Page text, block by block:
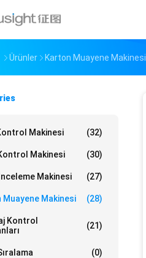
Ürünler Karton Muayene Makinesi
Makinesi (32)
Makinesi (30)
Makinesi (27)
Muayene Makinesi (28)
Kontrol
(21)
(0)